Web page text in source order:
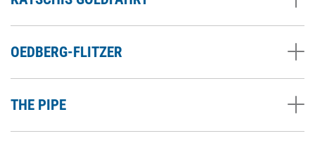
OEDBERG-FLITZER
THE PIPE